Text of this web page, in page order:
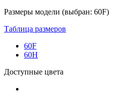
Размеры модели (выбран: 60F)
Таблица размеров
60F
60H
Доступные цвета